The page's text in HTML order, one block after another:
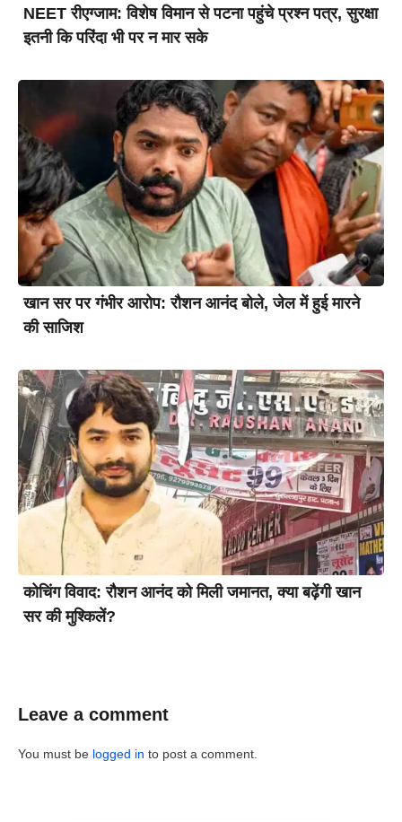
NEET रीएग्जाम: विशेष विमान से पटना पहुंचे प्रश्न पत्र, सुरक्षा
इतनी कि परिंदा भी पर न मार सके
खान सर पर गंभीर आरोप: रौशन आनंद बोले, जेल में हुई मारने
की साजिश
कोचिंग विवाद: रौशन आनंद को मिली जमानत, क्या बढ़ेंगी खान
सर की मुश्किलें?
Leave a comment
You must be logged in to post a comment.